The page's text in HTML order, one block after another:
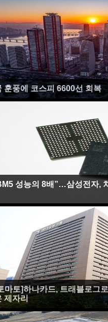
훈풍에 코스피 6600선 회복
성능의 8배”…삼성전자,
마토]하나카드, 트래블로그
제자리